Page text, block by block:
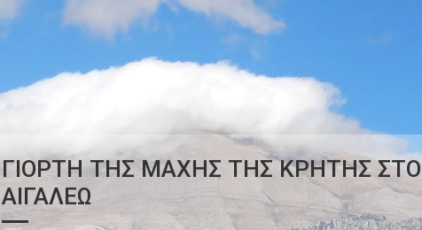
ΓΙΟΡΤΗ ΤΗΣ ΜΑΧΗΣ ΤΗΣ ΚΡΗΤΗΣ ΣΤΟ
ΑΙΓΑΛΕΩ